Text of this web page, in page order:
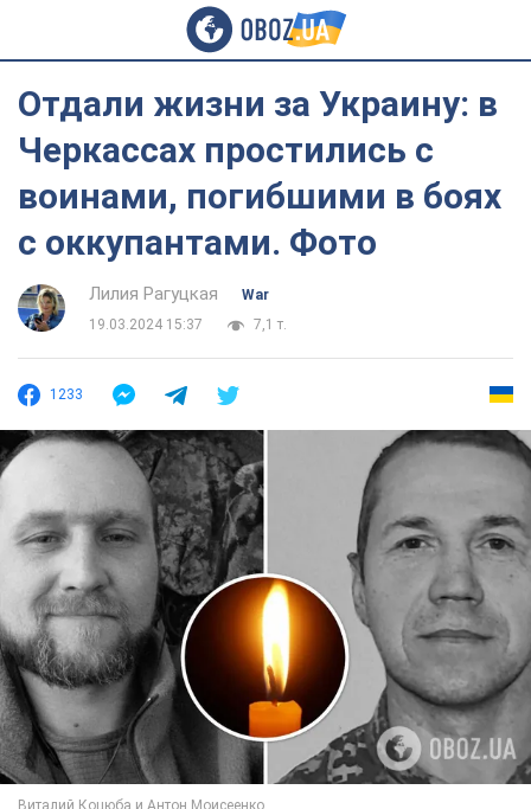
Отдали жизни за Украину: в
Черкассах простились с
воинами, погибшими в боях
с оккупантами. Фото
Лилия Рагуцкая
War
19.03.2024 15:37
7,1 т.
1233